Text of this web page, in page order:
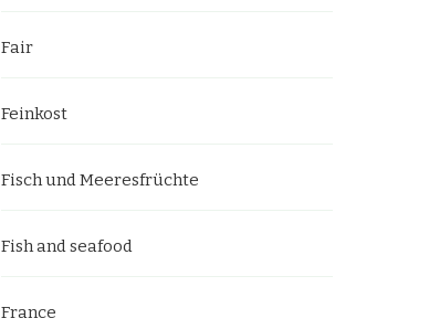
Fair
Feinkost
Fisch und Meeresfrüchte
Fish and seafood
France